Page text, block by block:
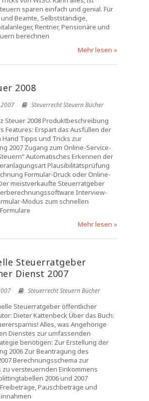
sparen einfach und genial. Für
Beamte, Selbstständige,
Rentner, Pensionäre und
berechnen
Mehr lesen »
2008
Steuerrecht Steuern Bücher
Steuer 2008 Produktbeschreibung
Features: Erspart das Ausfüllen der
Hand Tipps und Tricks zur
2007 Zugang zum Online-Service-
Automatisches Erkennen der
Plausibilitätsprüfung
Formular-Druck oder Online-
meistverkaufte Steuerratgeber
Interview-
Modus zum schnellen
Mehr lesen »
Steuerratgeber
Dienst 2007
Steuerrecht Steuern Bücher
Steuerratgeber öffentlicher
Dieter Kattenbeck Über das Buch:
Alles, was Angehörige
Dienstes zur umfassenden
benötigen: Zur Erstellung der
2006 Zur Beantragung des
Berechnungsschema zur
zu versteuernden Einkommens
2006 und 2007
Pauschbeträge und